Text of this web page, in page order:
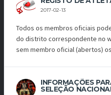
2017-02-13
Todos os membros oficiais
do distrito correspondente no
sem membro oficial (abertos)
INFORMAÇÕES
SELEÇÃO